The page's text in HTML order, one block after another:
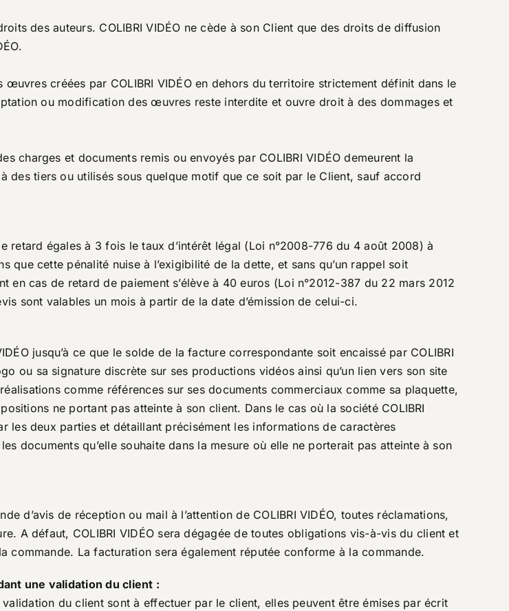
des auteurs. COLIBRI VIDÉO ne cède à son Client que des droits de diffusion
créées par COLIBRI VIDÉO en dehors du territoire strictement définit dans le
ou modification des œuvres reste interdite et ouvre droit à des dommages et
charges et documents remis ou envoyés par COLIBRI VIDÉO demeurent la
des tiers ou utilisés sous quelque motif que ce soit par le Client, sauf accord
égales à 3 fois le taux d’intérêt légal (Loi n°2008-776 du 4 août 2008) à
que cette pénalité nuise à l’exigibilité de la dette, et sans qu’un rappel soit
cas de retard de paiement s’élève à 40 euros (Loi n°2012-387 du 22 mars 2012
sont valables un mois à partir de la date d’émission de celui-ci.
jusqu’à ce que le solde de la facture correspondante soit encaissé par COLIBRI
ou sa signature discrète sur ses productions vidéos ainsi qu’un lien vers son site
comme références sur ses documents commerciaux comme sa plaquette,
ne portant pas atteinte à son client. Dans le cas où la société COLIBRI
les deux parties et détaillant précisément les informations de caractères
documents qu’elle souhaite dans la mesure où elle ne porterait pas atteinte à son
d’avis de réception ou mail à l’attention de COLIBRI VIDÉO, toutes réclamations,
A défaut, COLIBRI VIDÉO sera dégagée de toutes obligations vis-à-vis du client et
La facturation sera également réputée conforme à la commande.
une validation du client :
du client sont à effectuer par le client, elles peuvent être émises par écrit